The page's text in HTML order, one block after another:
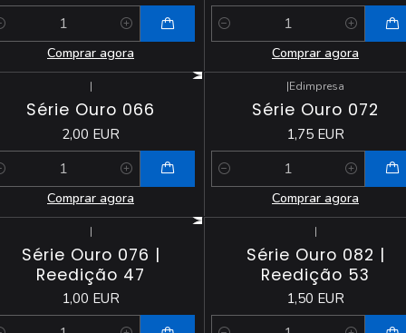
Comprar agora
Quantidade
Comprar agora
|
Série Ouro 066
2,00 EUR
Comprar agora
|Edimpresa
Série Ouro 072
1,75 EUR
Quantidade
Comprar agora
|
Série Ouro 076 |
Reedição 47
1,00 EUR
|
Série Ouro 082 |
Reedição 53
1,50 EUR